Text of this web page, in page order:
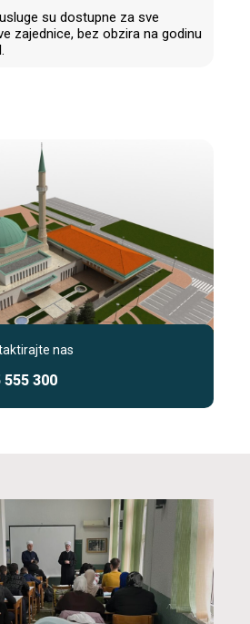
nas
555 300
su dostupne za sve
zajednice, bez obzira na godinu